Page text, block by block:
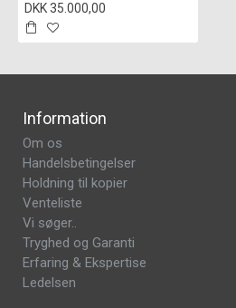
DKK 35.000,00
Information
Om os
Handelsbetingelser
Holdning til kopier
Venteliste
Vi søger..
Tryghed og Garanti
Erfaring & Ekspertise
Ledelsen